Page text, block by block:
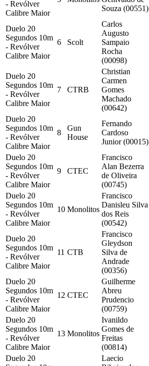
- Revólver
Calibre Maior
Souza (00551)
Duelo 20
Segundos 10m
- Revólver
Calibre Maior
6 Scolt
Carlos
Augusto
Sampaio
Rocha
(00098)
Duelo 20
Segundos 10m
- Revólver
Calibre Maior
7 CTRB
Christian
Carmen
Gomes
Machado
(00642)
Duelo 20
Segundos 10m
- Revólver
Calibre Maior
8
Gun
House
Fernando
Cardoso
Junior (00015)
Duelo 20
Segundos 10m
- Revólver
Calibre Maior
9 CTEC
Francisco
Alan Bezerra
de Oliveira
(00745)
Duelo 20
Segundos 10m
- Revólver
Calibre Maior
10 Monolitos
Francisco
Danisleu Silva
dos Reis
(00542)
Duelo 20
Segundos 10m
- Revólver
Calibre Maior
11 CTB
Francisco
Gleydson
Silva de
Andrade
(00356)
Duelo 20
Segundos 10m
- Revólver
Calibre Maior
12 CTEC
Guilherme
Abreu
Prudencio
(00759)
Duelo 20
Segundos 10m
- Revólver
Calibre Maior
13 Monolitos
Ivanildo
Gomes de
Freitas
(00814)
Duelo 20
Laecio